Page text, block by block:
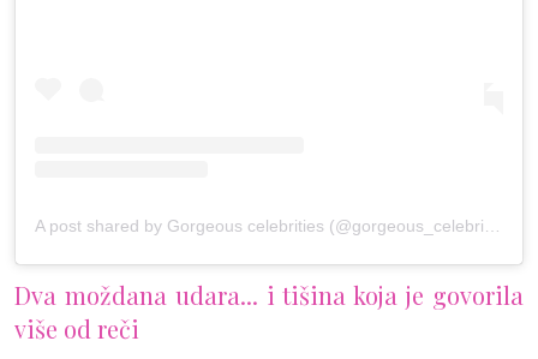
A post shared by Gorgeous celebrities (@gorgeous_celebrities)
Dva moždana udara... i tišina koja je govorila
više od reči